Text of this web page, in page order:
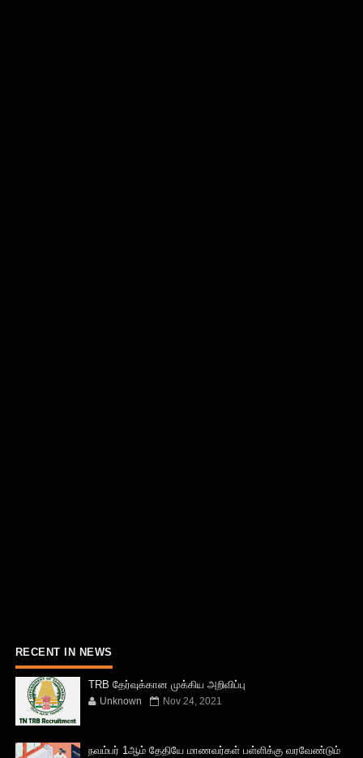
RECENT IN NEWS
TRB தேர்வுக்கான முக்கிய அறிவிப்பு
Unknown Nov 24, 2021
நவம்பர் 1ஆம் தேதியே மாணவர்கள் பள்ளிக்கு வரவேண்டும்